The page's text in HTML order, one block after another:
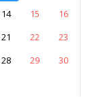
14 15
16
21 22
23
28 29
30